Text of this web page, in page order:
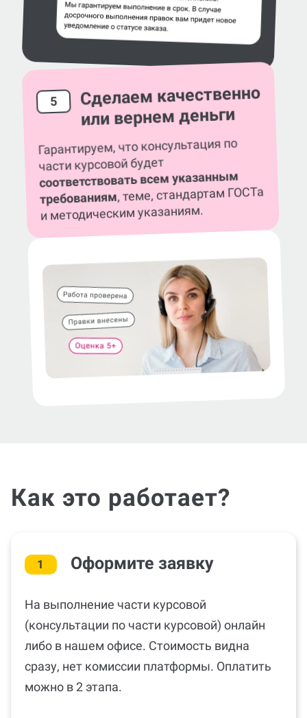
5 Сделаем качественно
или вернем деньги
Гарантируем, что консультация по
части курсовой будет
соответствовать всем указанным
требованиям, теме, стандартам ГОСТа
и методическим указаниям.
Как это работает?
1 Оформите заявку
На выполнение части курсовой
(консультации по части курсовой) онлайн
либо в нашем офисе. Стоимость видна
сразу, нет комиссии платформы. Оплатить
можно в 2 этапа.